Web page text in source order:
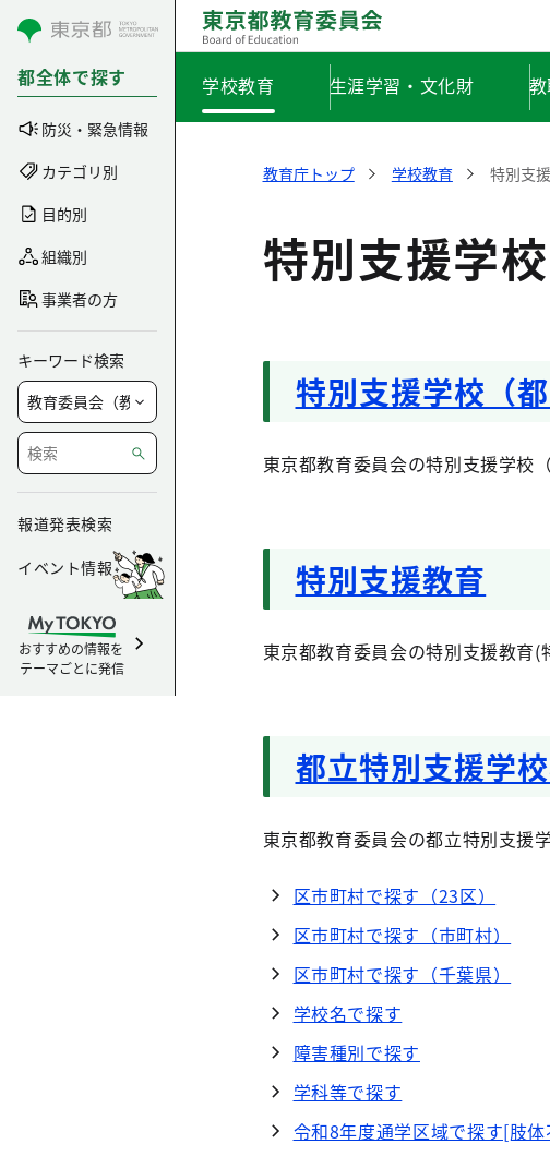
コンテンツにスキップ
都全体で探す
防災・緊急情報
カテゴリ別
目的別
組織別
事業者の方
キーワード検索
報道発表検索
イベント情報
おすすめの情報を
テーマごとに発信
学校教育 生涯学習・文化財
教育庁トップ 学校教育 特別支
特別支援学
特別支援学校（
東京都教育委員会の特別支援学校
特別支援教育
東京都教育委員会の特別支援教育(
都立特別支援学
東京都教育委員会の都立特別支援
区市町村で探す（23区）
区市町村で探す（市町村）
区市町村で探す（千葉県）
学校名で探す
障害種別で探す
学科等で探す
令和8年度通学区域で探す[肢